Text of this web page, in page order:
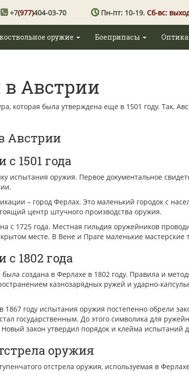
+7(977)404-03-70 Пн-пт: 10-19. Сб-вс:
оружие Боеприпасы Оптика
Австрии
которая была утверждена еще в 1501 году. Так,
Австрии
1501 года
испытания оружия. Первое документальное
– город Ферлах. Это маленький городок с
центр штучного производства оружия.
с 1725 года. Местная гильдия оружейников
месте. В Вене и Праге маленькие
1802 года
создана в Ферлахе в 1802 году. Правила и
казнозарядных ружей и ударно-
году испытания оружия постепенно обрели
государственным. До этого символика для
закон утвердил порядок и клейма испытаний
оружия
отстрела оружия, используемая в